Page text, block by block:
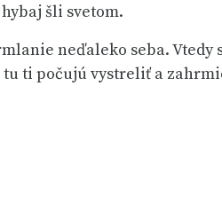
šli svetom.
neďaleko seba. Vtedy
tu ti počujú vystreliť a